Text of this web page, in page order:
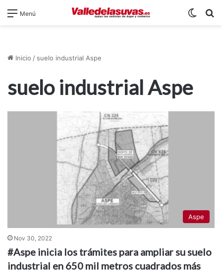
Menú
Inicio / suelo industrial Aspe
suelo industrial Aspe
Aspe
Nov 30, 2022
#Aspe inicia los trámites para ampliar su suelo
industrial en 650 mil metros cuadrados más